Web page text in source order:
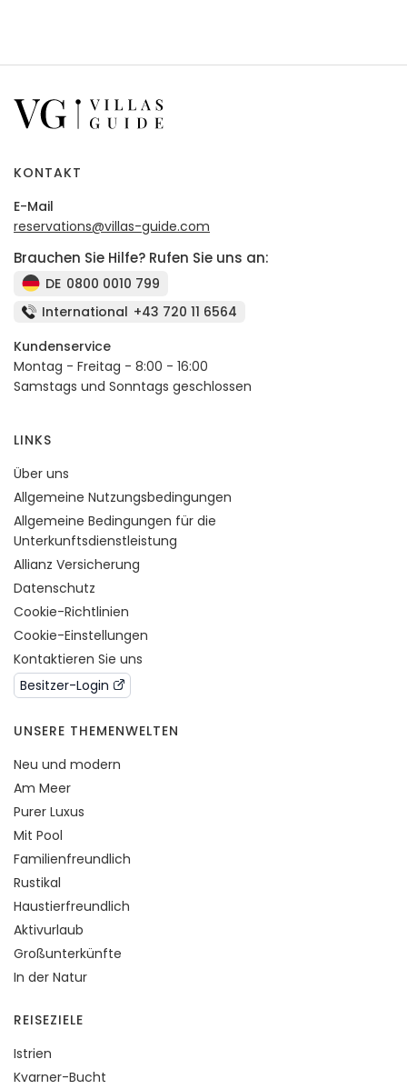
KONTAKT
E-Mail
reservations@villas-guide.com
Brauchen Sie Hilfe? Rufen Sie uns an:
DE 0800 0010 799
International +43 720 11 6564
Kundenservice
Montag - Freitag - 8:00 - 16:00
Samstags und Sonntags geschlossen
LINKS
Über uns
Allgemeine Nutzungsbedingungen
Allgemeine Bedingungen für die
Unterkunftsdienstleistung
Allianz Versicherung
Datenschutz
Cookie-Richtlinien
Cookie-Einstellungen
Kontaktieren Sie uns
Besitzer-Login
UNSERE THEMENWELTEN
Neu und modern
Am Meer
Purer Luxus
Mit Pool
Familienfreundlich
Rustikal
Haustierfreundlich
Aktivurlaub
Großunterkünfte
In der Natur
REISEZIELE
Istrien
Kvarner-Bucht